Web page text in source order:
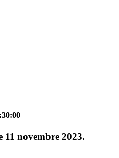
novembre 2023.